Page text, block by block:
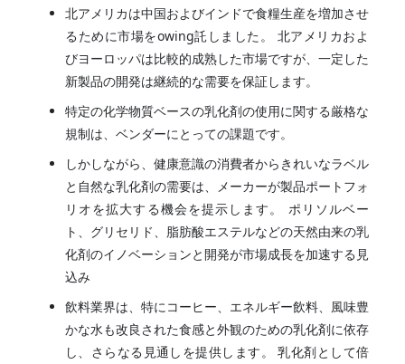
北アメリカは中国およびインドで食糧生産を増加させ
るために市場をowing託しました。 北アメリカおよ
びヨーロッパは比較的成熟した市場ですが、一定した
新製品の開発は継続的な需要を保証します。
特定の化学物質ベースの乳化剤の使用に関する厳格な
規制は、ベンダーにとっての課題です。
しかしながら、健康意識の消費者からきれいなラベル
と自然な乳化剤の需要は、メーカーが製品ポートフォ
リオを拡大する機会を提示します。 ポリソルベー
ト、グリセリド、脂肪酸エステルなどの天然由来の乳
化剤のイノベーションと開発が市場成長を加速する見
込み
飲料業界は、特にコーヒー、エネルギー飲料、風味豊
かな水も改良された食感と外観のための乳化剤に依存
し、さらなる見通しを提供します。 乳化剤として倍